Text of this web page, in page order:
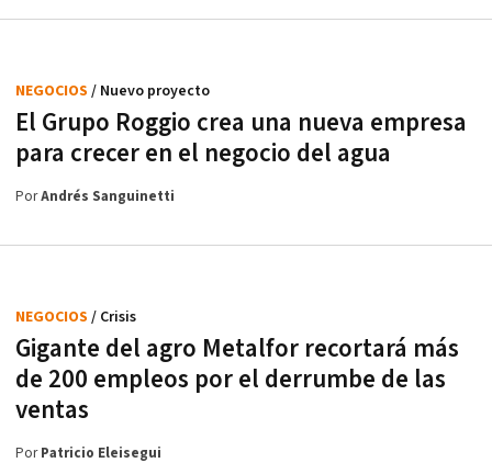
El Grupo Roggio crea una nueva empresa
para crecer en el negocio del agua
NEGOCIOS / Nuevo proyecto
PorAndrés Sanguinetti
Gigante del agro Metalfor recortará más
de 200 empleos por el derrumbe de las
ventas
NEGOCIOS / Crisis
PorPatricio Eleisegui